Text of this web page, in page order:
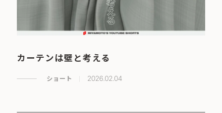
カーテンは壁と考える
ショート 2026.02.04